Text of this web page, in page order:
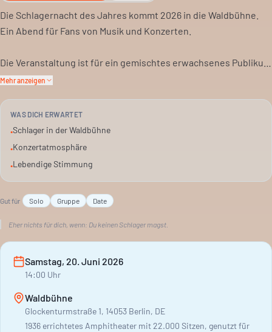
Die Schlagernacht des Jahres kommt 2026 in die Waldbühne.
Ein Abend für Fans von Musik und Konzerten.
Die Veranstaltung ist für ein gemischtes erwachsenes Publikum
gedacht. Du kannst alleine kommen, mit Freunden oder als Paar.
Erwarte eine lebendige Atmosphäre. Die Philharmonie Berlin
bietet dafür einen passenden Rahmen. Ein kulturelles Event.
Mehr anzeigen
WAS DICH ERWARTET
•Schlager in der Waldbühne
•Konzertatmosphäre
•Lebendige Stimmung
Gut für Solo Gruppe Date
Eher nichts für dich, wenn: Du keinen Schlager magst.
Samstag, 20. Juni 2026
14:00 Uhr
Waldbühne
Glockenturmstraße 1, 14053 Berlin, DE
1936 errichtetes Amphitheater mit 22.000 Sitzen, genutzt für